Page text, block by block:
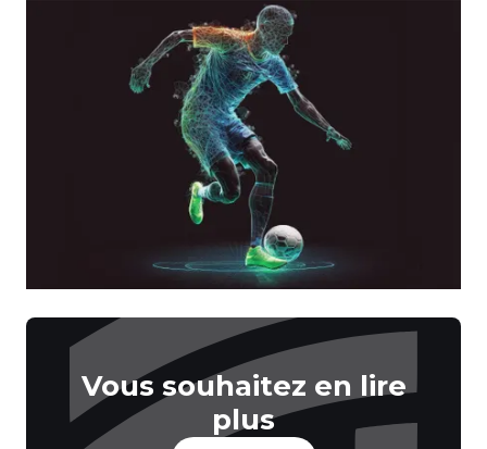
Vous souhaitez en lire
plus